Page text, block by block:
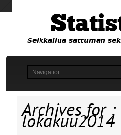
Seikkailua sattuman
Archives for :
lokakuu2014